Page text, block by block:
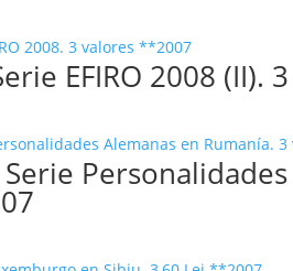
EFIRO 2008 (II).